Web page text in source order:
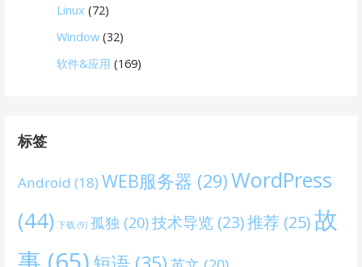
Linux (72)
Window (32)
软件&应用 (169)
标签
Android (18) WEB服务器 (29)WordPress
(44) 下载 (9) 孤独 (20)技术导览 (23)推荐 (25)故